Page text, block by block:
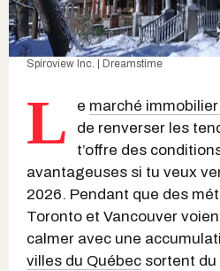
Spiroview Inc. | Dreamstime
L e marché
de renverser les
t’offre des
avantageuses si tu veux
2026. Pendant que des
Toronto et Vancouver
calmer avec une
villes du Québec sortent du